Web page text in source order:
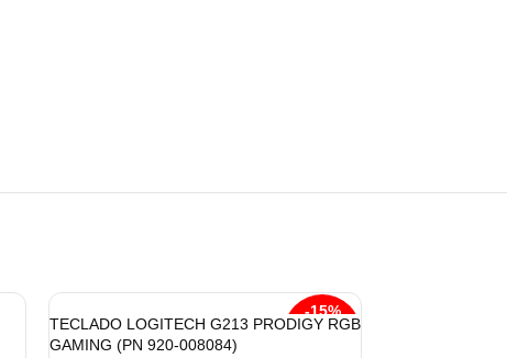
-15%
TECLADO LOGITECH G213 PRODIGY RGB
GAMING (PN 920-008084)